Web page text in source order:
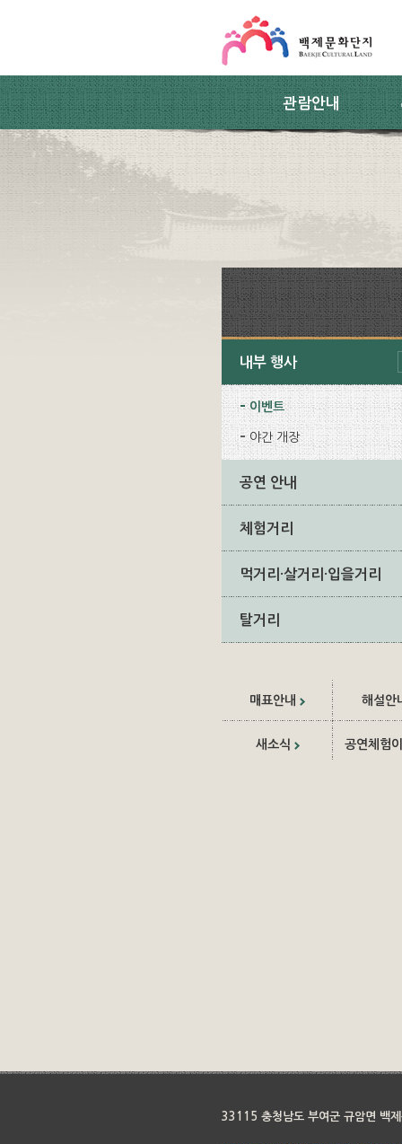
관람안내
내부 행사
이벤트
야간 개장
공연 안내
체험거리
먹거리·살거리·입을거리
탈거리
매표안내 해설안
새소식 공연체험
33115 충청남도 부여군 규암면 백